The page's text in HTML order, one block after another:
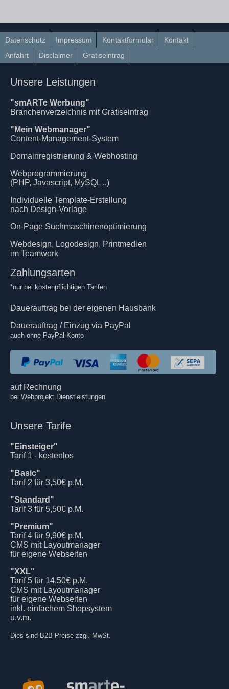
Datenschutz Impressum Kontaktformular
Kontakt
Anfahrt
Disclaimer Gratiseintrag
Unsere Leistungen
"smARTe Werbung"
Branchenverzeichnis mit Gratiseintrag
"Mein Webmanager"
Content-Management-System
Domainregistrierung & Webhosting
Webprogrammierung
(PHP, Javascript, MySQL ..)
Individuelle Template-Erstellung
nach Design-Vorlage
On-Page Suchmaschinenoptimierung
Webdesign, Logodesign, Printmedien
im Teamwork
Zahlungsarten
*nur bei kostenpflichtigen Tarifen
Dauerauftrag bei der eigenen Hausbank
Dauerauftrag / Einzug via PayPal
auch ohne PayPal-Konto
auf Rechnung
bei Webprojekt Dienstleistungen
Unsere Tarife
"Einsteiger"
Tarif 1 - kostenlos
"Basic"
Tarif 2 für 3,50€ p.M.
"Standard"
Tarif 3 für 5,50€ p.M.
"Premium"
Tarif 4 für 9,90€ p.M.
CMS mit Layoutmanager
für eigene Webseiten
"XXL"
Tarif 5 für 14,50€ p.M.
CMS mit Layoutmanager
für eigene Webseiten
inkl. einfachem Shopsystem
u.v.m.
Dies sind B2B Preise zzgl. MwSt.